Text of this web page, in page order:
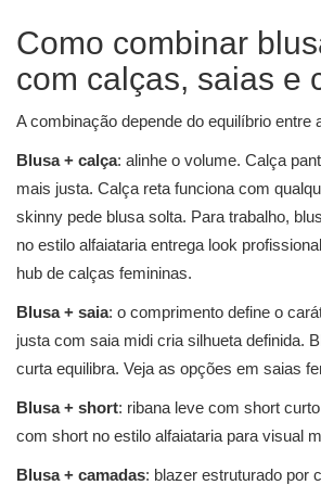
Como combinar
com calças, saias e
A combinação depende do equilíbrio entre
Blusa + calça: alinhe o volume. Calça
mais justa. Calça reta funciona com
skinny pede blusa solta. Para trabalho,
no estilo alfaiataria entrega look
hub de calças femininas.
Blusa + saia: o comprimento define o
justa com saia midi cria silhueta definida.
curta equilibra. Veja as opções em saias
Blusa + short: ribana leve com short
com short no estilo alfaiataria para visual
Blusa + camadas: blazer estruturado por